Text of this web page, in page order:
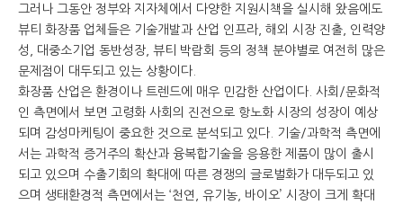
그러나 그동안 정부와 지자체에서 다양한 지원시책을 실시해 왔음에도
뷰티 화장품 업체들은 기술개발과 산업 인프라, 해외 시장 진출, 인력양
성, 대중소기업 동반성장, 뷰티 박람회 등의 정책 분야별로 여전히 많은
문제점이 대두되고 있는 상황이다.
화장품 산업은 환경이나 트렌드에 매우 민감한 산업이다. 사회/문화적
인 측면에서 보면 고령화 사회의 진전으로 항노화 시장의 성장이 예상
되며 감성마케팅이 중요한 것으로 분석되고 있다. 기술/과학적 측면에
서는 과학적 증거주의 확산과 융복합기술을 응용한 제품이 많이 출시
되고 있으며 수출기회의 확대에 따른 경쟁의 글로벌화가 대두되고 있
으며 생태환경적 측면에서는 ‘천연, 유기농, 바이오’ 시장이 크게 확대